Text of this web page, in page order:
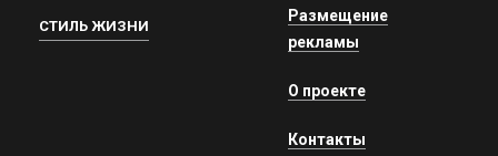
СТИЛЬ ЖИЗНИ
Размещение
рекламы
О проекте
Контакты